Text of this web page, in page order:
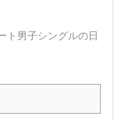
ト男子シングルの日